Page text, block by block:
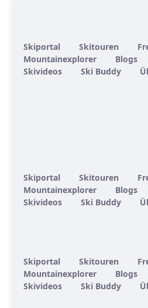
Skiportal Skitouren
Mountainexplorer
Blogs
Skivideos
Ski Buddy
Skiportal Skitouren
Mountainexplorer
Blogs
Skivideos
Ski Buddy
Skiportal Skitouren
Mountainexplorer
Blogs
Skivideos
Ski Buddy